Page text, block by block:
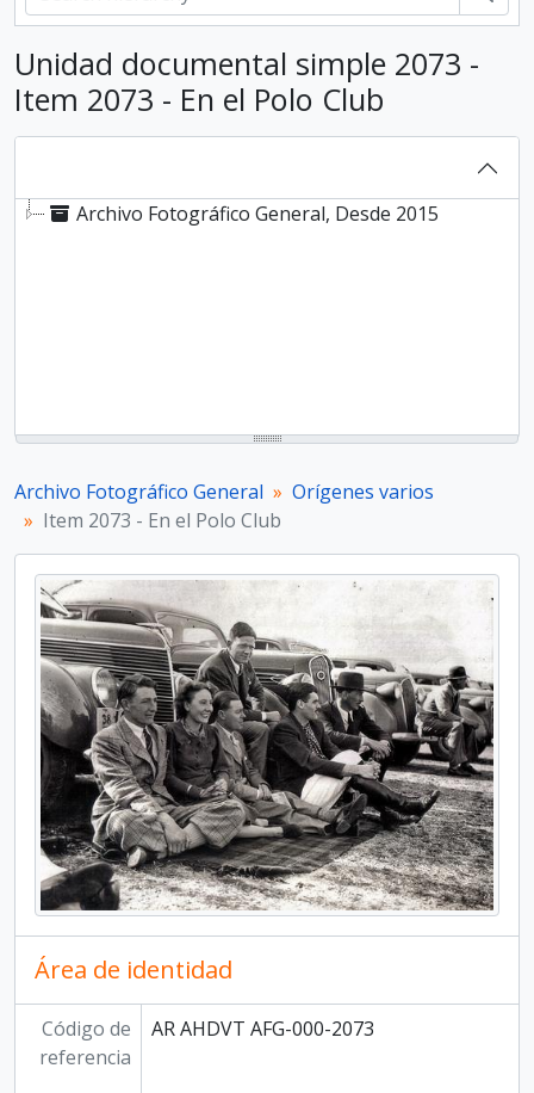
Unidad documental simple 2073 -
Item 2073 - En el Polo Club
Archivo Fotográfico General, Desde 2015
Archivo Fotográfico General
Orígenes varios
Item 2073 - En el Polo Club
Área de identidad
Código de
referencia
AR AHDVT AFG-000-2073